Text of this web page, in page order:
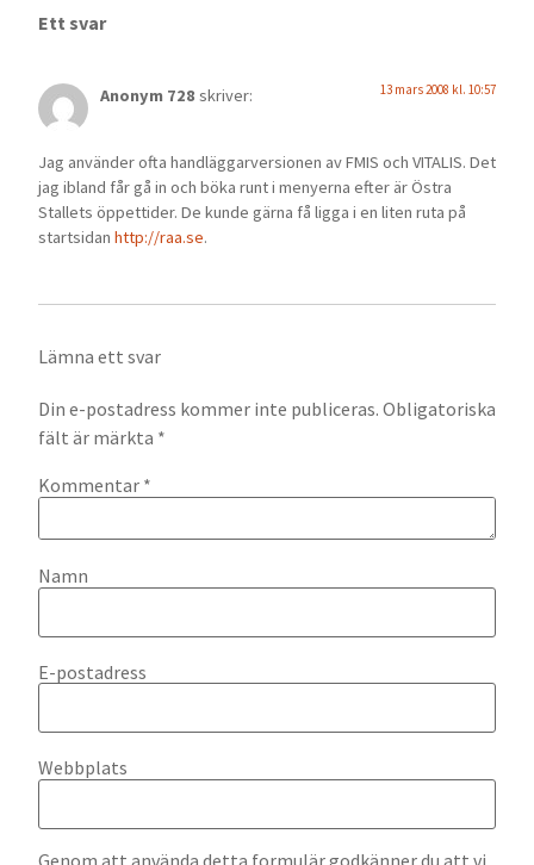
Ett svar
Anonym 728 skriver: 13 mars 2008 kl. 10:57
Jag använder ofta handläggarversionen av FMIS och VITALIS. Det
jag ibland får gå in och böka runt i menyerna efter är Östra
Stallets öppettider. De kunde gärna få ligga i en liten ruta på
startsidan http://raa.se.
Lämna ett svar
Din e-postadress kommer inte publiceras. Obligatoriska
fält är märkta *
Kommentar *
Namn
E-postadress
Webbplats